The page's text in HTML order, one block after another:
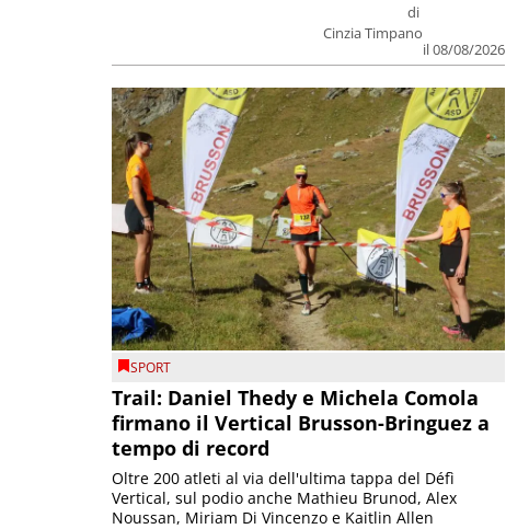
di
Cinzia Timpano
il 08/08/2026
SPORT
Trail: Daniel Thedy e Michela Comola
firmano il Vertical Brusson-Bringuez a
tempo di record
Oltre 200 atleti al via dell'ultima tappa del Défì
Vertical, sul podio anche Mathieu Brunod, Alex
Noussan, Miriam Di Vincenzo e Kaitlin Allen